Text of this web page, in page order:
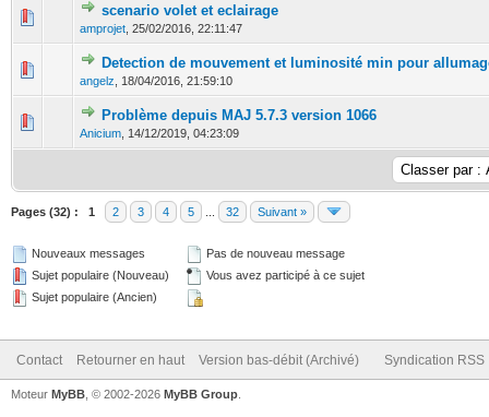
scenario volet et eclairage
amprojet 25/02/2016, 22:11:47
0 Votes - 0 sur 5 en moyenne
12345
Detection de mouvement et luminosité min pour
angelz 18/04/2016, 21:59:10
0 Votes - 0 sur 5 en moyenne
12345
Problème depuis MAJ 5.7.3 version 1066
Anicium 14/12/2019, 04:23:09
0 Votes - 0 sur 5 en moyenne
1 2345
Pages (32) : 1 2 3 4 5 32 Suivant »
Nouveaux messages
Sujet populaire (Nouveau)
Sujet populaire (Ancien)
Pas de nouveau message
Vous avez participé à ce sujet
Contact Retourner en haut Version bas-débit (Archivé) Syndication RSS
Moteur MyBB , © 2002-2026 MyBB Group